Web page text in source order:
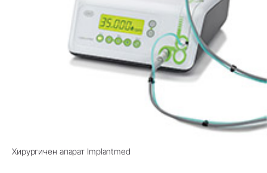
Хирургичен апарат Implantmed